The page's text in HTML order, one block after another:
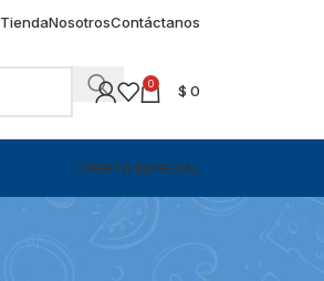
TiendaNosotrosContáctanos
0 $ 0
OFERTA ESPECIAL